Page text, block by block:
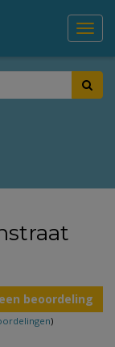
beoordeling
)